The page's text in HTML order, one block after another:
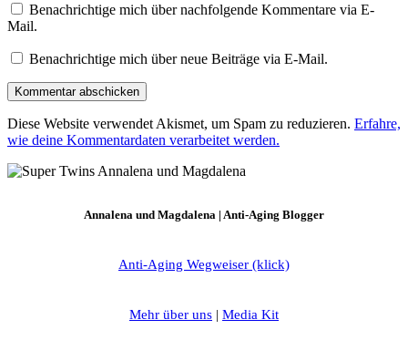
Benachrichtige mich über nachfolgende Kommentare via E-
Mail.
Benachrichtige mich über neue Beiträge via E-Mail.
Diese Website verwendet Akismet, um Spam zu reduzieren. Erfahre,
wie deine Kommentardaten verarbeitet werden.
Annalena und Magdalena | Anti-Aging Blogger
Anti-Aging Wegweiser (klick)
Mehr über uns | Media Kit